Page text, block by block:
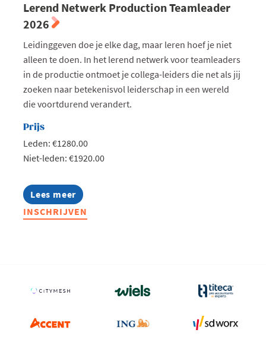
Lerend Netwerk Production Teamleader
2026
Leidinggeven doe je elke dag, maar leren hoef je niet
alleen te doen. In het lerend netwerk voor teamleaders
in de productie ontmoet je collega-leiders die net als jij
zoeken naar betekenisvol leiderschap in een wereld
die voortdurend verandert.
Prijs
Leden: €1280.00
Niet-leden: €1920.00
Lees meer
about
Lerend
Netwerk
INSCHRIJVEN